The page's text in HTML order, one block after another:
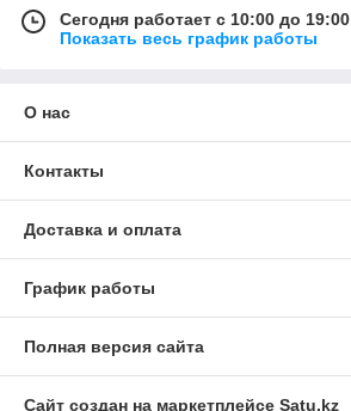
Сегодня работает с 10:00 до 19:00
Показать весь график работы
О нас
Контакты
Доставка и оплата
График работы
Полная версия сайта
Сайт создан на маркетплейсе Satu.kz